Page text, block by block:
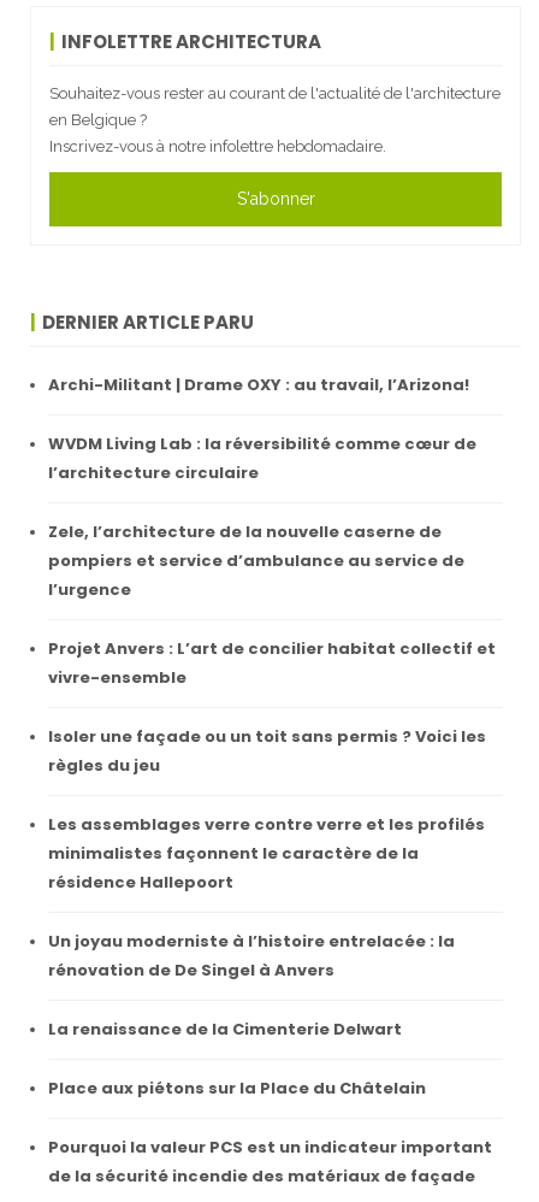
INFOLETTRE ARCHITECTURA
Souhaitez-vous rester au courant de l'actualité de l'architecture
en Belgique ?
Inscrivez-vous à notre infolettre hebdomadaire.
S'abonner
DERNIER ARTICLE PARU
Archi-Militant | Drame OXY : au travail, l’Arizona!
WVDM Living Lab : la réversibilité comme cœur de
l’architecture circulaire
Zele, l’architecture de la nouvelle caserne de
pompiers et service d’ambulance au service de
l’urgence
Projet Anvers : L’art de concilier habitat collectif et
vivre-ensemble
Isoler une façade ou un toit sans permis ? Voici les
règles du jeu
Les assemblages verre contre verre et les profilés
minimalistes façonnent le caractère de la
résidence Hallepoort
Un joyau moderniste à l’histoire entrelacée : la
rénovation de De Singel à Anvers
La renaissance de la Cimenterie Delwart
Place aux piétons sur la Place du Châtelain
Pourquoi la valeur PCS est un indicateur important
de la sécurité incendie des matériaux de façade